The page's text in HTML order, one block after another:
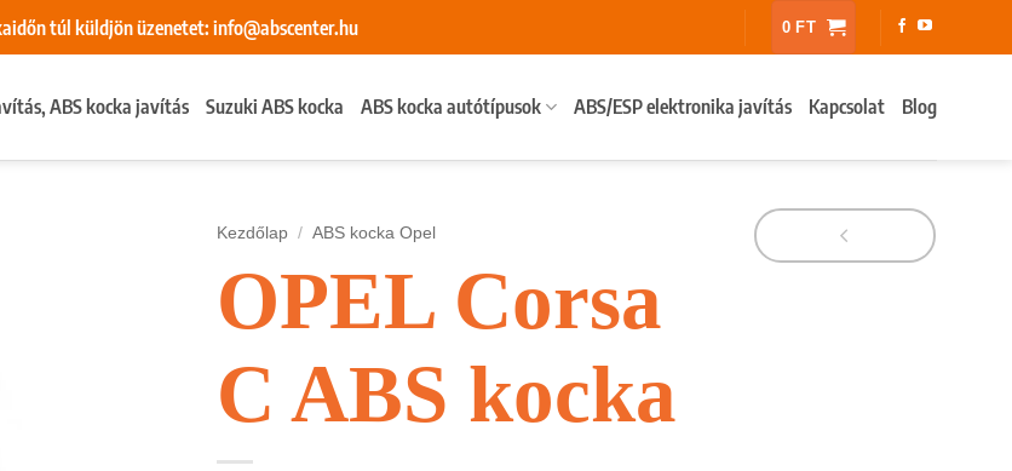
túl küldjön üzenetet:info@abscenter.hu 0 FT
ABS kocka javítás Suzuki ABS kocka ABS kocka autótípusok ABS/ESP elektronika javítás Kapcsolat Blog
Kezdőlap / ABS kocka Opel
OPEL Corsa
C ABS kocka